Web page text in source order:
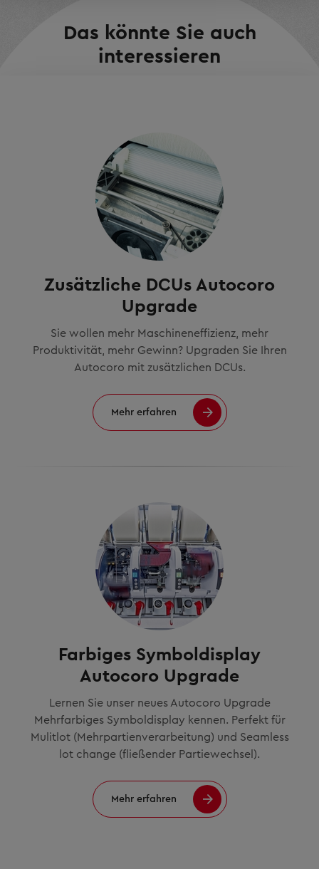
Das könnte Sie auch
interessieren
Zusätzliche DCUs Autocoro
Upgrade
Sie wollen mehr Maschineneffizienz, mehr
Produktivität, mehr Gewinn? Upgraden Sie Ihren
Autocoro mit zusätzlichen DCUs.
Mehr erfahren
Farbiges Symboldisplay
Autocoro Upgrade
Lernen Sie unser neues Autocoro Upgrade
Mehrfarbiges Symboldisplay kennen. Perfekt für
Mulitlot (Mehrpartienverarbeitung) und Seamless
lot change (fließender Partiewechsel).
Mehr erfahren